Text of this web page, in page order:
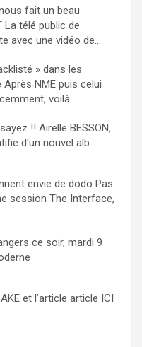
fait un beau
La télé public de
avec une vidéo de...
» dans les
Après NME puis celui
voilà...
!! Airelle BESSON,
d'un nouvel alb...
envie de dodo Pas
session The Interface,
ce soir, mardi 9
et l’article article ICI